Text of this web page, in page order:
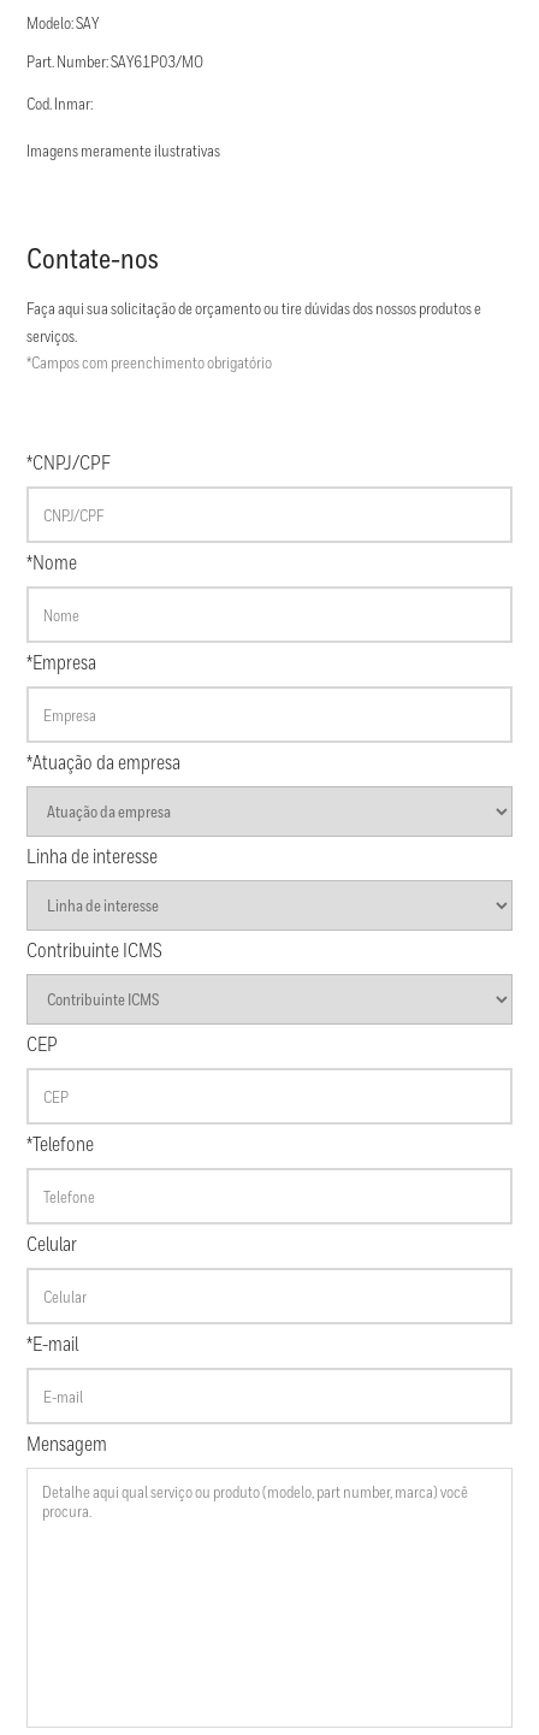
Modelo: SAY
Part. Number: SAY61P03/MO
Cod. Inmar:
Imagens meramente ilustrativas
Contate-nos
Faça aqui sua solicitação de orçamento ou tire dúvidas dos nossos produtos e
serviços.
*Campos com preenchimento obrigatório
*CNPJ/CPF
*Nome
*Empresa
*Atuação da empresa
Linha de interesse
Contribuinte ICMS
CEP
*Telefone
Celular
*E-mail
Mensagem